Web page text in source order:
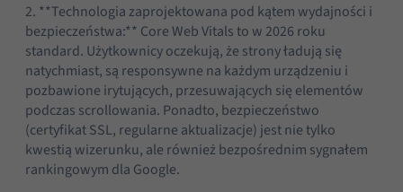
2. **Technologia zaprojektowana pod kątem wydajności i
bezpieczeństwa:** Core Web Vitals to w 2026 roku
standard. Użytkownicy oczekują, że strony ładują się
natychmiast, są responsywne na każdym urządzeniu i
pozbawione irytujących, przesuwających się elementów
podczas scrollowania. Ponadto, bezpieczeństwo
(certyfikat SSL, regularne aktualizacje) jest nie tylko
kwestią wizerunku, ale również bezpośrednim sygnałem
rankingowym dla Google.